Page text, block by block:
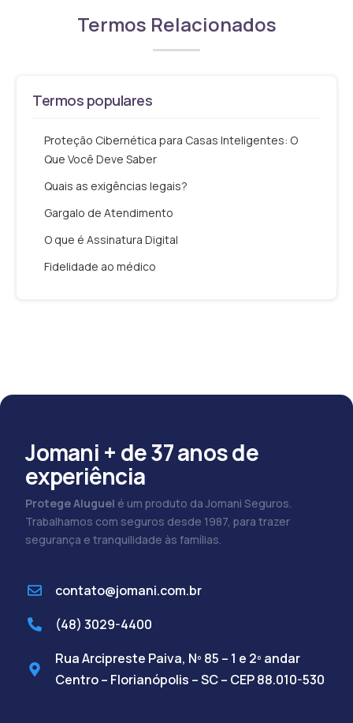
Termos Relacionados
Termos populares
Proteção Cibernética para Casas Inteligentes: O
Que Você Deve Saber
Quais as exigências legais?
Gargalo de Atendimento
O que é Assinatura Digital
Fidelidade ao médico
Jomani + de 37 anos de
experiência
Protege Aluguel é um produto da Jomani Seguros.
Trabalhamos com seguros desde 1987, para trazer
segurança e tranquilidade às famílias.
contato@jomani.com.br
(48) 3029-4400
Rua Arcipreste Paiva, Nº 85 – 1 e 2º andar
Centro – Florianópolis – SC – CEP 88.010-530